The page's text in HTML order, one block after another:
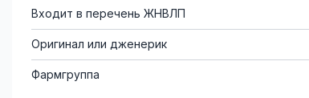
Входит в перечень ЖНВЛП
Оригинал или дженерик
Фармгруппа